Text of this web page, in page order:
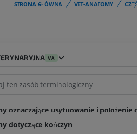
STRONA GŁÓWNA VET-ANATOMY
VA
oznaczające usytuowanie i położenie
dotyczące kończyn